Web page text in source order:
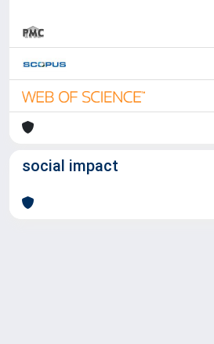
social impact